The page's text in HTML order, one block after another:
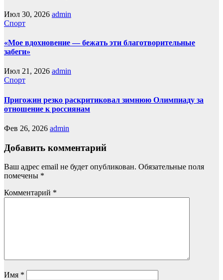
Июл 30, 2026 admin
Спорт
«Мое вдохновение — бежать эти благотворительные
забеги»
Июл 21, 2026 admin
Спорт
Пригожин резко раскритиковал зимнюю Олимпиаду за
отношение к россиянам
Фев 26, 2026 admin
Добавить комментарий
Ваш адрес email не будет опубликован. Обязательные поля
помечены *
Комментарий *
Имя *